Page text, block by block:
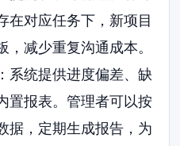
在对应任务下，新项目
减少重复沟通成本。
系统提供进度偏差、缺
置报表。管理者可以按
据，定期生成报告，为